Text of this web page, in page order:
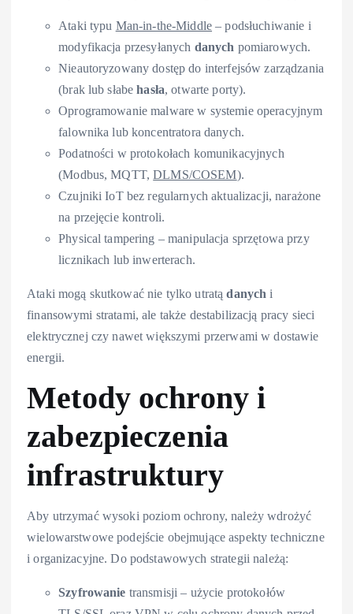
Ataki typu Man-in-the-Middle – podsłuchiwanie i
modyfikacja przesyłanych danych pomiarowych.
Nieautoryzowany dostęp do interfejsów zarządzania
(brak lub słabehasła, otwarte porty).
Oprogramowanie malware w systemie operacyjnym
falownika lub koncentratora danych.
Podatności w protokołach komunikacyjnych
(Modbus, MQTT,DLMS/COSEM).
Czujniki IoT bez regularnych aktualizacji, narażone
na przejęcie kontroli.
Physical tampering – manipulacja sprzętowa przy
licznikach lub inwerterach.
Ataki mogą skutkować nie tylko utratądanych i
finansowymi stratami, ale także destabilizacją pracy sieci
elektrycznej czy nawet większymi przerwami w dostawie
energii.
Metody ochrony i
zabezpieczenia
infrastruktury
Aby utrzymać wysoki poziom ochrony, należy wdrożyć
wielowarstwowe podejście obejmujące aspekty techniczne
i organizacyjne. Do podstawowych strategii należą:
Szyfrowanie transmisji – użycie protokołów